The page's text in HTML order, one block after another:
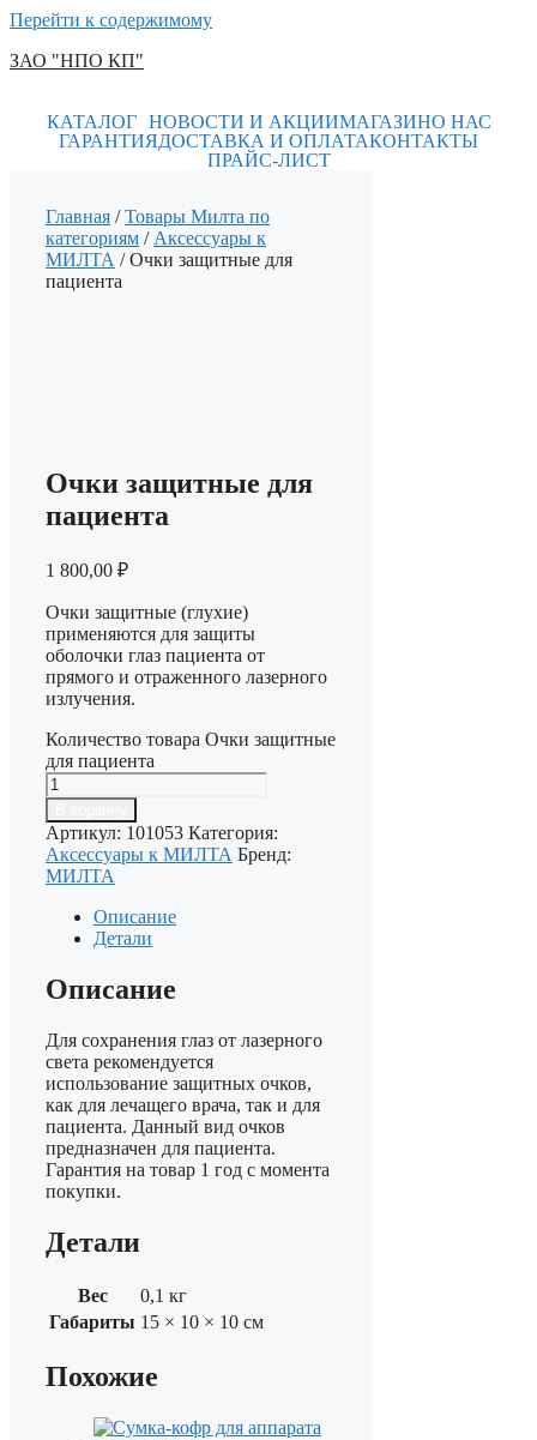
Перейти к содержимому
ЗАО "НПО КП"
КАТАЛОГ НОВОСТИ И АКЦИИМАГАЗИНО НАС
ГАРАНТИЯДОСТАВКА И ОПЛАТАКОНТАКТЫ
ПРАЙС-ЛИСТ
Главная /Товары Милта по
категориям / Аксессуары к
МИЛТА / Очки защитные для
пациента
Очки защитные для
пациента
1 800,00 ₽
Очки защитные (глухие)
применяются для защиты
оболочки глаз пациента от
прямого и отраженного лазерного
излучения.
Количество товара Очки защитные
для пациента
Артикул: 101053 Категория:
Аксессуары к МИЛТА Бренд:
МИЛТА
Описание
Детали
Описание
Для сохранения глаз от лазерного
света рекомендуется
использование защитных очков,
как для лечащего врача, так и для
пациента. Данный вид очков
предназначен для пациента.
Гарантия на товар 1 год с момента
покупки.
Детали
Вес
0,1 кг
Габариты 15 × 10 × 10 см
Похожие